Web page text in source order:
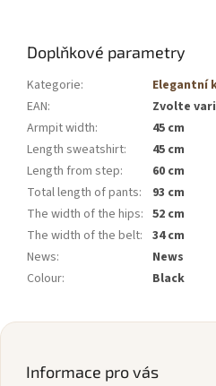
Doplňkové parametry
Kategorie:
Elegantní
EAN:
Zvolte
Armpit width:
45 cm
Length sweatshirt:
45 cm
Length from step:
60 cm
Total length of pants:
93 cm
The width of the hips: 52 cm
The width of the belt: 34 cm
News:
News
Colour: Black
Z
Informace pro vás